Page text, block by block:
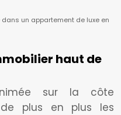
un appartement de luxe en
haut de
sur la côte
de plus en plus les